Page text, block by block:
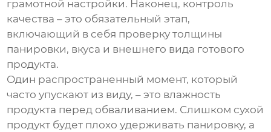
грамотной настройки. Наконец, контроль
качества – это обязательный этап,
включающий в себя проверку толщины
панировки, вкуса и внешнего вида готового
продукта.
Один распространенный момент, который
часто упускают из виду, – это влажность
продукта перед обваливанием. Слишком сухой
продукт будет плохо удерживать панировку, а